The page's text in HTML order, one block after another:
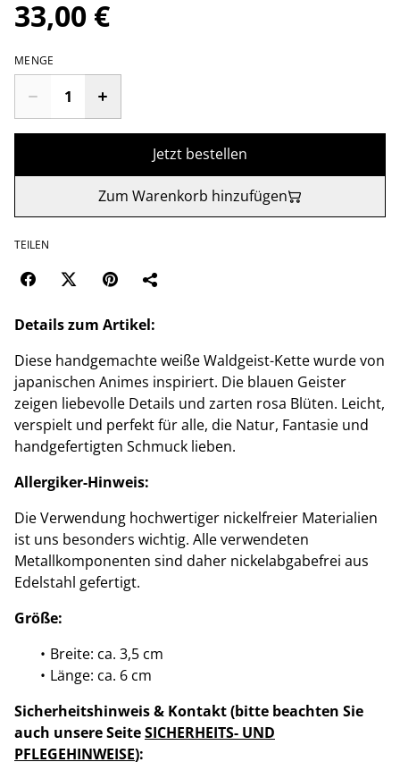
33,00 €
MENGE
Jetzt bestellen
Zum Warenkorb hinzufügen
TEILEN
Details zum Artikel:
Diese handgemachte weiße Waldgeist-Kette wurde von
japanischen Animes inspiriert. Die blauen Geister
zeigen liebevolle Details und zarten rosa Blüten. Leicht,
verspielt und perfekt für alle, die Natur, Fantasie und
handgefertigten Schmuck lieben.
Allergiker-Hinweis:
Die Verwendung hochwertiger nickelfreier Materialien
ist uns besonders wichtig. Alle verwendeten
Metallkomponenten sind daher nickelabgabefrei aus
Edelstahl gefertigt.
Größe:
Breite: ca. 3,5 cm
Länge: ca. 6 cm
Sicherheitshinweis & Kontakt (bitte beachten Sie
auch unsere SeiteSICHERHEITS- UND
PFLEGEHINWEISE):